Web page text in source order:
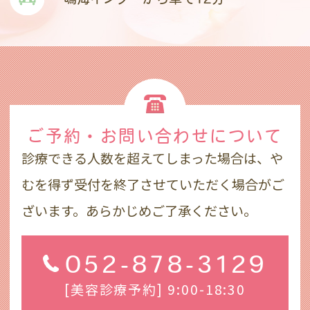
ご予約・お問い合わせ について
診療できる人数を超えてしまった場合は、や
むを得ず受付を終了させていただく場合がご
ざいます。あらかじめご了承ください。
052-878-3129
[美容診療予約] 9:00-18:30